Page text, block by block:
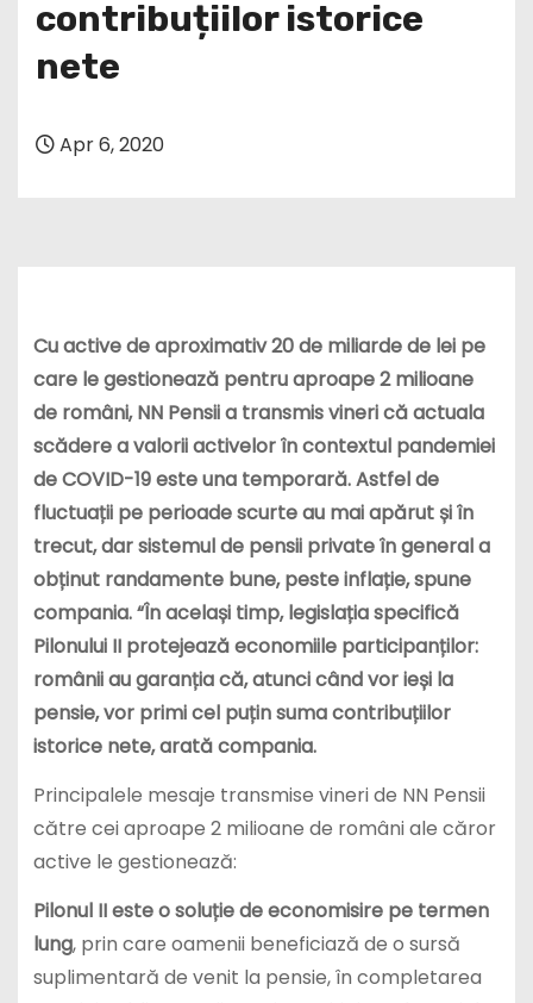
contribuțiilor istorice
nete
Apr 6, 2020
Cu active de aproximativ 20 de miliarde de lei pe
care le gestionează pentru aproape 2 milioane
de români, NN Pensii a transmis vineri că actuala
scădere a valorii activelor în contextul pandemiei
de COVID-19 este una temporară. Astfel de
fluctuații pe perioade scurte au mai apărut și în
trecut, dar sistemul de pensii private în general a
obținut randamente bune, peste inflație, spune
compania. “În același timp, legislația specifică
Pilonului II protejează economiile participanților:
românii au garanția că, atunci când vor ieși la
pensie, vor primi cel puțin suma contribuțiilor
istorice nete, arată compania.
Principalele mesaje transmise vineri de NN Pensii
către cei aproape 2 milioane de români ale căror
active le gestionează:
Pilonul II este o soluție de economisire pe termen
lung, prin care oamenii beneficiază de o sursă
suplimentară de venit la pensie, în completarea